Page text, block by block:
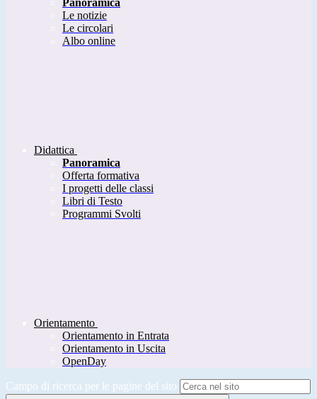
Panoramica
Le notizie
Le circolari
Albo online
Didattica
Panoramica
Offerta formativa
I progetti delle classi
Libri di Testo
Programmi Svolti
Orientamento
Orientamento in Entrata
Orientamento in Uscita
OpenDay
Campo di ricerca per le pagine del sito